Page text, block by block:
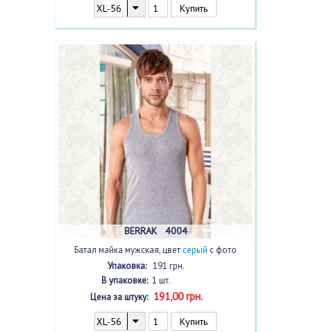
BERRAK 4004
Батал майка мужская, цветсерый с фото
Упаковка: 191 грн.
В упаковке:1 шт.
Цена за штуку:191,00 грн.